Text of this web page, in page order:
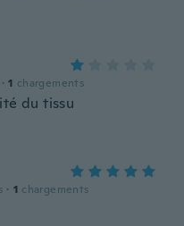
· 1 chargements
du tissu
· 1 chargements